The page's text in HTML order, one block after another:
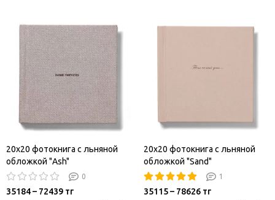
20x20 фотокнига с льняной
обложкой "Ash"
0
35184 – 72439 тг
20x20 фотокнига с льняной
обложкой "Sand"
1
35115 – 78626 тг